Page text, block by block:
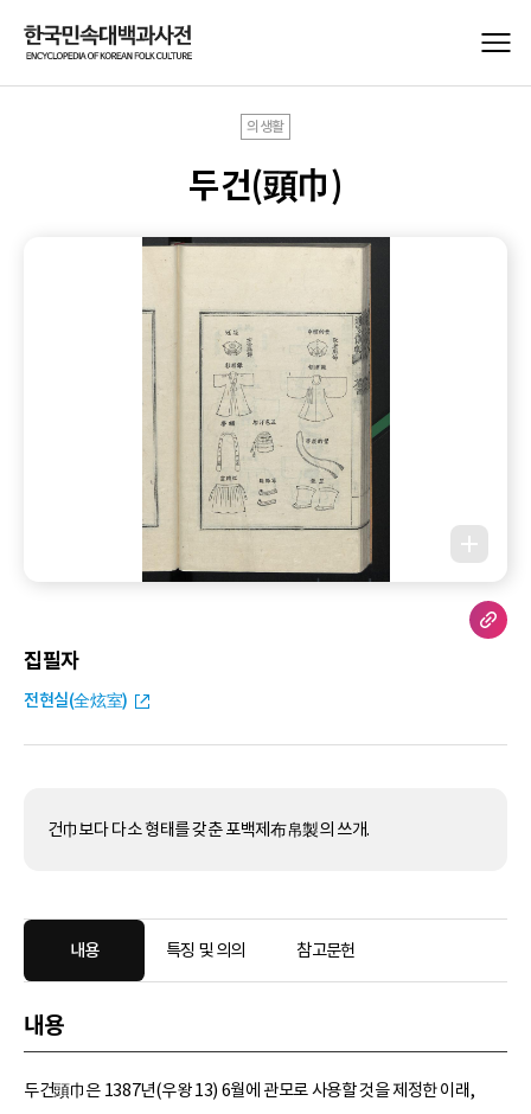
의생활
두건(頭巾)
집필자
전현실(全炫室)
건巾보다 다소 형태를 갖춘 포백제布帛製의 쓰개.
내용 특징 및 의의 참고문헌
내용
두건頭巾은 1387년(우왕 13) 6월에 관모로 사용할 것을 제정한 이래,